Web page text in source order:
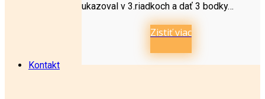
Kontakt
ukazoval v 3.riadkoch a dať 3 bodky…
Zistiť viac